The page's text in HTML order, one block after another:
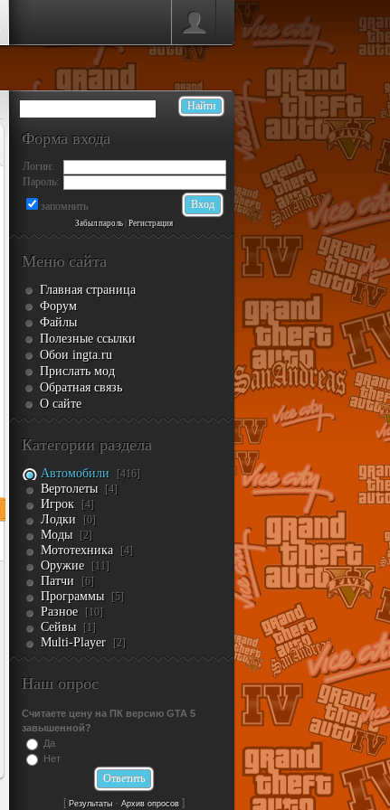
Форма входа
Логин:
Пароль:
запомнить
Забыл пароль| Регистрация
Меню сайта
Главная страница
Форум
Файлы
Полезные ссылки
Обои ingta.ru
Прислать мод
Обратная связь
О сайте
Категории раздела
Автомобили [416]
Вертолеты [4]
Игрок [4]
Лодки [0]
Моды [2]
Мототехника [4]
Оружие [11]
Патчи [6]
Программы [5]
Разное [10]
Сейвы [1]
Multi-Player [2]
Наш опрос
Считаете цену на ПК версию GTA 5
завышенной?
Да
Нет
[ Результаты· Архив опросов]